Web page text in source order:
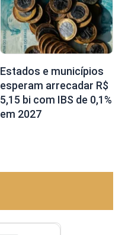
Estados e municípios
esperam arrecadar R$
5,15 bi com IBS de 0,1%
em 2027